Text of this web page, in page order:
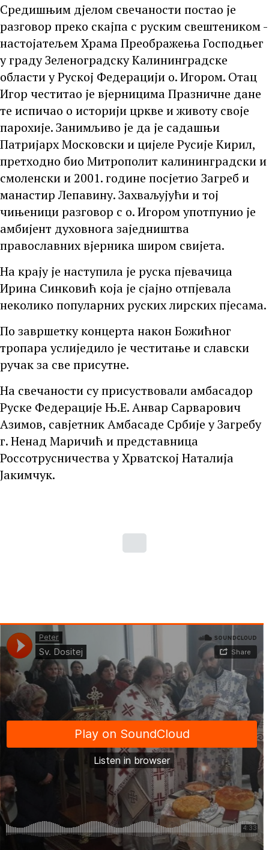
Средишњим дјелом свечаности постао је
разговор преко скајпа с руским свештеником -
настојатељем Храма Преображења Господњег
у граду Зеленоградску Калининградске
области у Руској Федерацији о. Игором. Отац
Игор честитао је вјерницима Празничне дане
те испичао о историји цркве и животу своје
парохије. Занимљиво је да је садашњи
Патријарх Московски и цијеле Русије Кирил,
претходно био Митрополит калининградски и
смоленски и 2001. године посјетио Загреб и
манастир Лепавину. Захваљујући и тој
чињеници разговор с о. Игором употпунио је
амбијент духовнога заједништва
православних вјерника широм свијета.
На крају је наступила је руска пјевачица
Ирина Синковић која је сјајно отпјевала
неколико популарних руских лирских пјесама.
По завршетку концерта након Божићног
тропара услиједило је честитање и славски
ручак за све присутне.
На свечаности су присуствовали амбасадор
Руске Федерације Њ.Е. Анвар Сарварович
Азимов, савјетник Амбасаде Србије у Загребу
г. Ненад Маричић и представница
Россотрусничества у Хрватској Наталија
Јакимчук.